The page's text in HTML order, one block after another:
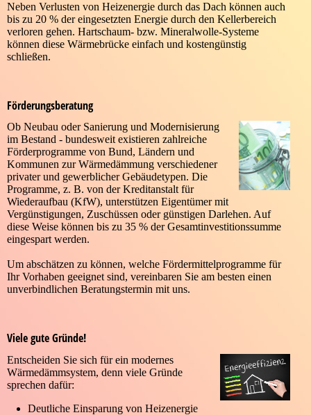
Neben Verlusten von Heizenergie durch das Dach können auch
bis zu 20 % der eingesetzten Energie durch den Kellerbereich
verloren gehen. Hartschaum- bzw. Mineralwolle-Systeme
können diese Wärmebrücke einfach und kostengünstig
schließen.
Förderungsberatung
Ob Neubau oder Sanierung und Modernisierung
im Bestand - bundesweit existieren zahlreiche
Förderprogramme von Bund, Ländern und
Kommunen zur Wärmedämmung verschiedener
privater und gewerblicher Gebäudetypen. Die
Programme, z. B. von der Kreditanstalt für
Wiederaufbau (KfW), unterstützen Eigentümer mit
Vergünstigungen, Zuschüssen oder günstigen Darlehen. Auf
diese Weise können bis zu 35 % der Gesamtinvestitionssumme
eingespart werden.
Um abschätzen zu können, welche Fördermittelprogramme für
Ihr Vorhaben geeignet sind, vereinbaren Sie am besten einen
unverbindlichen Beratungstermin mit uns.
Viele gute Gründe!
Entscheiden Sie sich für ein modernes
Wärmedämmsystem, denn viele Gründe
sprechen dafür:
Deutliche Einsparung von Heizenergie